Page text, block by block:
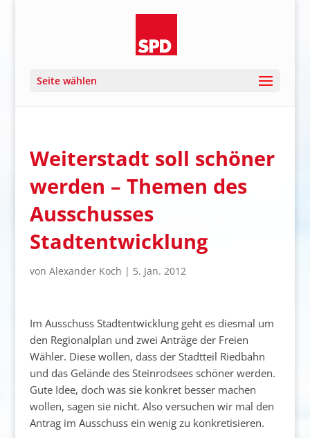
Seite wählen
Weiterstadt soll schöner
werden – Themen des
Ausschusses
Stadtentwicklung
von Alexander Koch | 5. Jan. 2012
Im Ausschuss Stadtentwicklung geht es diesmal um
den Regionalplan und zwei Anträge der Freien
Wähler. Diese wollen, dass der Stadtteil Riedbahn
und das Gelände des Steinrodsees schöner werden.
Gute Idee, doch was sie konkret besser machen
wollen, sagen sie nicht. Also versuchen wir mal den
Antrag im Ausschuss ein wenig zu konkretisieren.